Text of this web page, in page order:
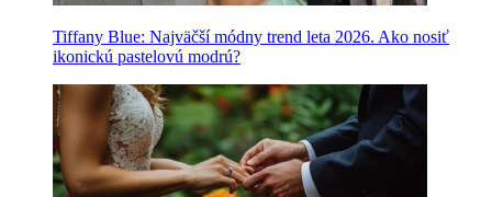
Tiffany Blue: Najväčší módny trend leta 2026. Ako nosiť
ikonickú pastelovú modrú?